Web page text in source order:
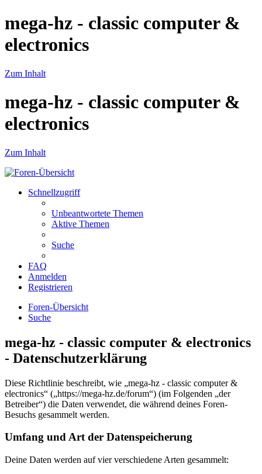
mega-hz - classic computer &
electronics
Zum Inhalt
mega-hz - classic computer &
electronics
Zum Inhalt
Schnellzugriff
Unbeantwortete Themen
Aktive Themen
Suche
FAQ
Anmelden
Registrieren
Foren-Übersicht
Suche
mega-hz - classic computer & electronics
- Datenschutzerklärung
Diese Richtlinie beschreibt, wie „mega-hz - classic computer &
electronics“ („https://mega-hz.de/forum“) (im Folgenden „der
Betreiber“) die Daten verwendet, die während deines Foren-
Besuchs gesammelt werden.
Umfang und Art der Datenspeicherung
Deine Daten werden auf vier verschiedene Arten gesammelt: